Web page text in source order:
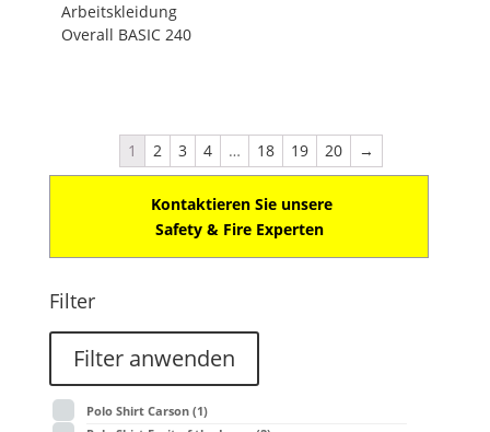
Arbeitskleidung
Overall BASIC 240
1 2 3 4 … 18 19 20 →
Kontaktieren Sie unsere
Safety & Fire Experten
Filter
Filter anwenden
Polo Shirt Carson (1)